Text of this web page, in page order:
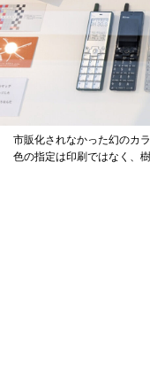
市販化されなかった幻のカ
色の指定は印刷ではなく、